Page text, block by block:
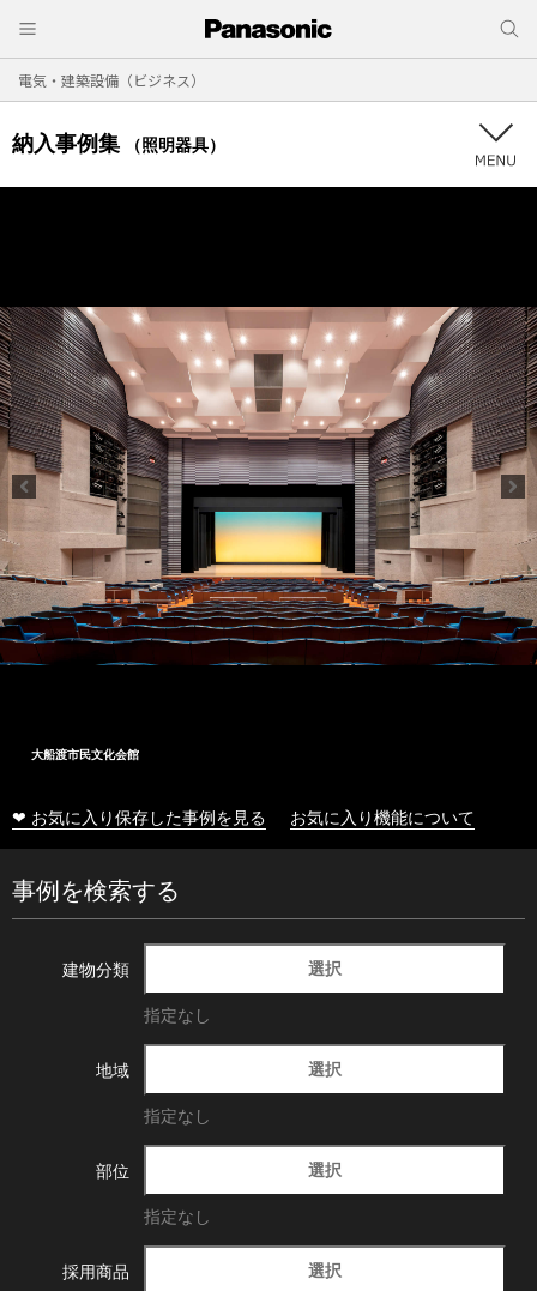
電気・建築設備（ビジネス）
納入事例集 （照明器具）
大船渡市民文化会館
❤ お気に入り保存した事例を見る お気に入り機能について
事例を検索する
建物分類 選択
指定なし
地域 選択
指定なし
部位 選択
指定なし
採用商品 選択